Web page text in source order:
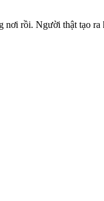
rồi. Người thật tạo